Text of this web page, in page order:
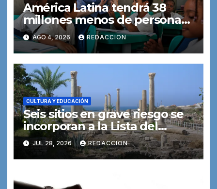
América Latina tendrá 38
millones menos de personas
en edad escolar para 2050
AGO 4, 2026 REDACCION
CULTURA Y EDUCACIÓN
Seis sitios en grave riesgo se
incorporan a la Lista del
Patrimonio Mundial en
Peligro de la UNESCO
JUL 28, 2026 REDACCION